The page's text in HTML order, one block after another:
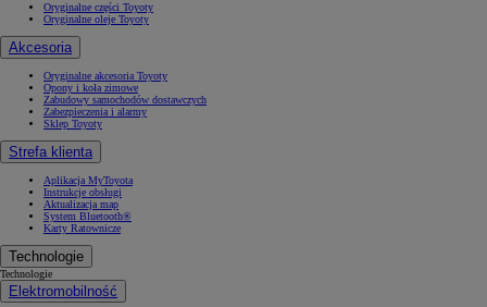
Oryginalne części Toyoty
Oryginalne oleje Toyoty
Akcesoria
Oryginalne akcesoria Toyoty
Opony i koła zimowe
Zabudowy samochodów dostawczych
Zabezpieczenia i alarmy
Sklep Toyoty
Strefa klienta
Aplikacja MyToyota
Instrukcje obsługi
Aktualizacja map
System Bluetooth®
Karty Ratownicze
Technologie
Technologie
Elektromobilność